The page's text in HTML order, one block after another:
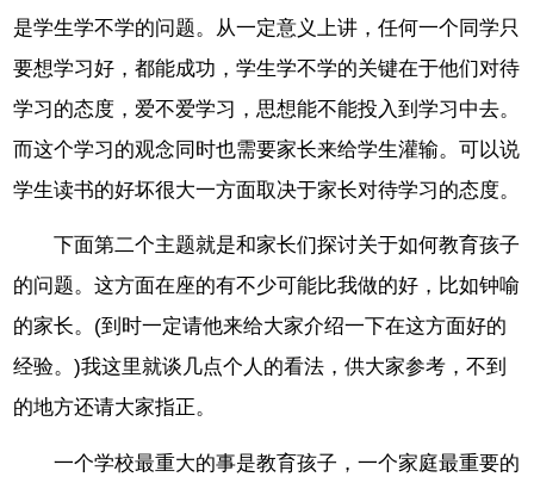
是学生学不学的问题。从一定意义上讲，任何一个同学只
要想学习好，都能成功，学生学不学的关键在于他们对待
学习的态度，爱不爱学习，思想能不能投入到学习中去。
而这个学习的观念同时也需要家长来给学生灌输。可以说
学生读书的好坏很大一方面取决于家长对待学习的态度。
下面第二个主题就是和家长们探讨关于如何教育孩子
的问题。这方面在座的有不少可能比我做的好，比如钟喻
的家长。(到时一定请他来给大家介绍一下在这方面好的
经验。)我这里就谈几点个人的看法，供大家参考，不到
的地方还请大家指正。
一个学校最重大的事是教育孩子，一个家庭最重要的